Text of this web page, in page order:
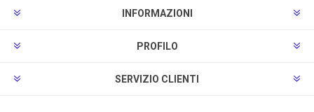
INFORMAZIONI
PROFILO
SERVIZIO CLIENTI